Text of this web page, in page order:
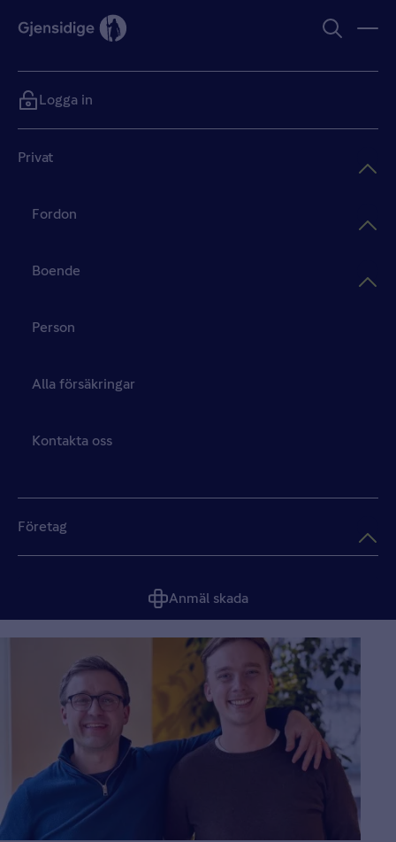
Privat
Fordon
Boende
Person
Alla försäkringar
Kontakta oss
Företag
Anmäl skada
Logga in